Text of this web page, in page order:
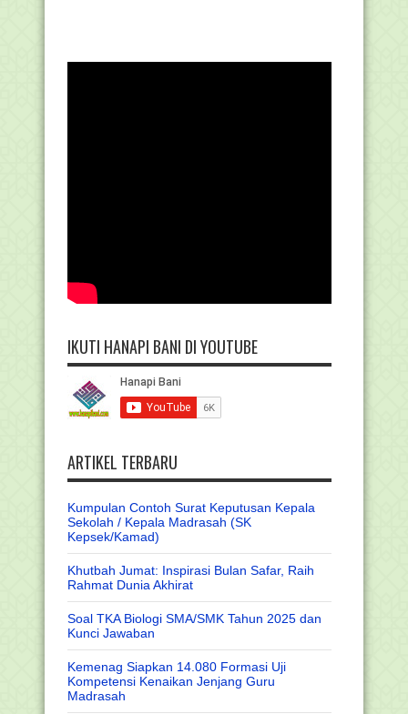
IKUTI HANAPI BANI DI YOUTUBE
ARTIKEL TERBARU
Kumpulan Contoh Surat Keputusan Kepala
Sekolah / Kepala Madrasah (SK
Kepsek/Kamad)
Khutbah Jumat: Inspirasi Bulan Safar, Raih
Rahmat Dunia Akhirat
Soal TKA Biologi SMA/SMK Tahun 2025 dan
Kunci Jawaban
Kemenag Siapkan 14.080 Formasi Uji
Kompetensi Kenaikan Jenjang Guru
Madrasah